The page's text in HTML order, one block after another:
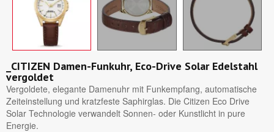
_CITIZEN Damen-Funkuhr, Eco-Drive Solar Edelstahl
vergoldet
Vergoldete, elegante Damenuhr mit Funkempfang, automatische
Zeiteinstellung und kratzfeste Saphirglas. Die Citizen Eco Drive
Solar Technologie verwandelt Sonnen- oder Kunstlicht in pure
Energie.